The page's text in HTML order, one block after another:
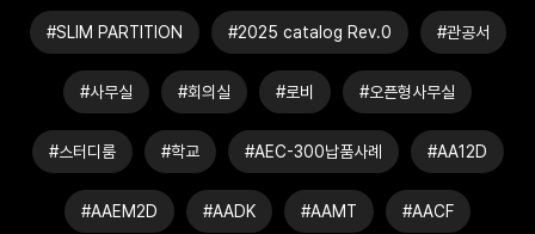
#SLIM PARTITION #2025 catalog Rev.0 #관공서
#사무실 #회의실 #로비 #오픈형사무실
#스터디룸 #학교 #AEC-300납품사례 #AA12D
#AAEM2D #AADK #AAMT #AACF